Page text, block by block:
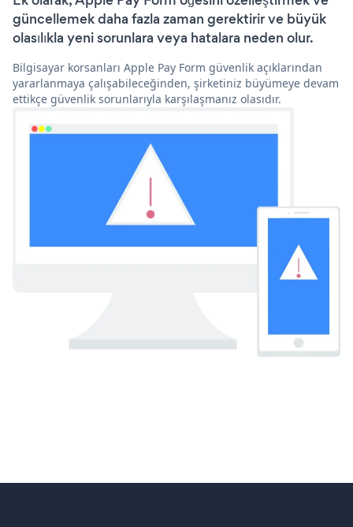
güncellemek daha fazla zaman gerektirir ve büyük
olasılıkla yeni sorunlara veya hatalara neden olur.
Bilgisayar korsanları Apple Pay Form güvenlik açıklarından
yararlanmaya çalışabileceğinden, şirketiniz büyümeye devam
ettikçe güvenlik sorunlarıyla karşılaşmanız olasıdır.